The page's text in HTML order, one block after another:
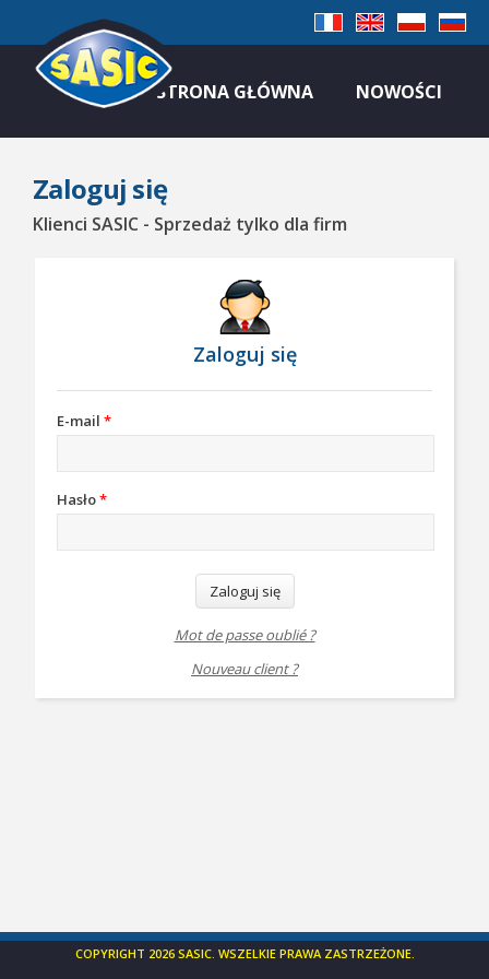
STRONA GŁÓWNA NOWOŚCI
Zaloguj się
Klienci SASIC - Sprzedaż tylko dla firm
Zaloguj się
E-mail *
Hasło*
Zaloguj się
Mot de passe oublié ?
Nouveau client ?
COPYRIGHT 2026 SASIC. WSZELKIE PRAWA ZASTRZEŻONE.